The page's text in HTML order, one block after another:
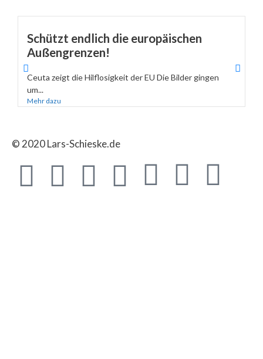
Schützt endlich die europäischen
Außengrenzen!
Ceuta zeigt die Hilflosigkeit der EU Die Bilder gingen
um...
Mehr dazu
© 2020 Lars-Schieske.de